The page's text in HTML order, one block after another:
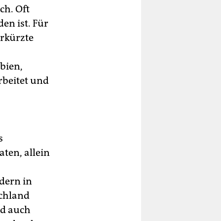
Oft
ist. Für
und
allein
in
auch